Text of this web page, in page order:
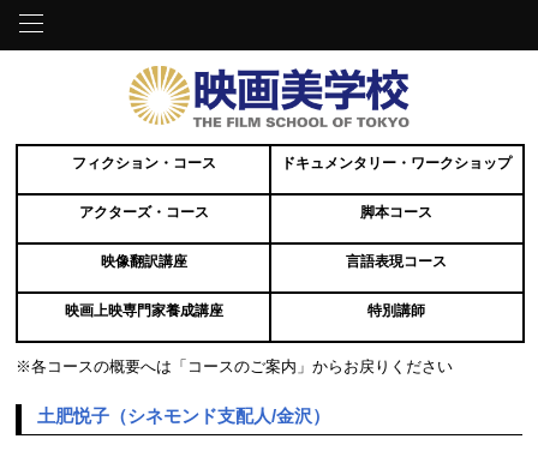
フィクション・コース ドキュメンタリー・ワークショップ
アクターズ・コース 脚本コース
映像翻訳講座 言語表現コース
映画上映専門家養成講座 特別講師
※各コースの概要へは「コースのご案内」からお戻りください
土肥悦子（シネモンド支配人/金沢）